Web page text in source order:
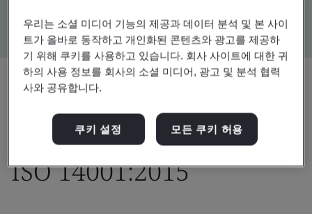
Kitemark advanced search
ISO 14001:2015
우리는 소셜 미디어 기능의 제공과 데이터 분석 및 본 사이
트가 올바로 동작하고 개인화된 콘텐츠와 광고를 제공하
기 위해 쿠키를 사용하고 있습니다. 회사 사이트에 대한 귀
하의 사용 정보를 회사의 소셜 미디어, 광고 및 분석 협력
사와 공유합니다.
쿠키 설정 모든 쿠키 허용